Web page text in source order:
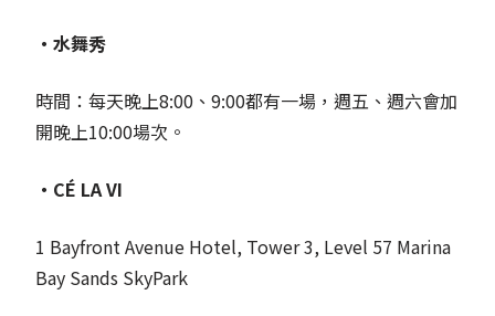
‧水舞秀
時間：每天晚上8:00、9:00都有一場，週五、週六會加
開晚上10:00場次。
‧CÉ LA VI
1 Bayfront Avenue Hotel, Tower 3, Level 57 Marina
Bay Sands SkyPark